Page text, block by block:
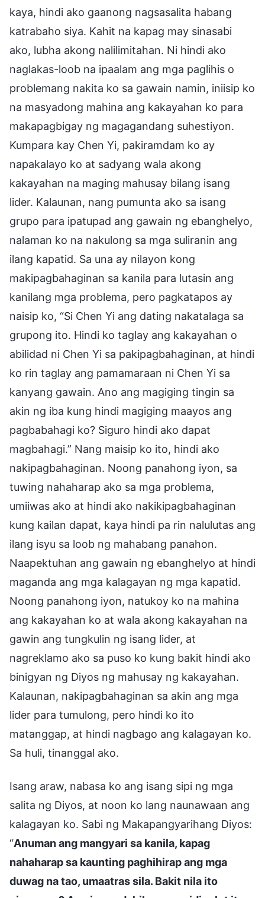
kaya, hindi ako gaanong nagsasalita habang
katrabaho siya. Kahit na kapag may sinasabi
ako, lubha akong nalilimitahan. Ni hindi ako
naglakas-loob na ipaalam ang mga paglihis o
problemang nakita ko sa gawain namin, iniisip ko
na masyadong mahina ang kakayahan ko para
makapagbigay ng magagandang suhestiyon.
Kumpara kay Chen Yi, pakiramdam ko ay
napakalayo ko at sadyang wala akong
kakayahan na maging mahusay bilang isang
lider. Kalaunan, nang pumunta ako sa isang
grupo para ipatupad ang gawain ng ebanghelyo,
nalaman ko na nakulong sa mga suliranin ang
ilang kapatid. Sa una ay nilayon kong
makipagbahaginan sa kanila para lutasin ang
kanilang mga problema, pero pagkatapos ay
naisip ko, “Si Chen Yi ang dating nakatalaga sa
grupong ito. Hindi ko taglay ang kakayahan o
abilidad ni Chen Yi sa pakipagbahaginan, at hindi
ko rin taglay ang pamamaraan ni Chen Yi sa
kanyang gawain. Ano ang magiging tingin sa
akin ng iba kung hindi magiging maayos ang
pagbabahagi ko? Siguro hindi ako dapat
magbahagi.” Nang maisip ko ito, hindi ako
nakipagbahaginan. Noong panahong iyon, sa
tuwing nahaharap ako sa mga problema,
umiiwas ako at hindi ako nakikipagbahaginan
kung kailan dapat, kaya hindi pa rin nalulutas ang
ilang isyu sa loob ng mahabang panahon.
Naapektuhan ang gawain ng ebanghelyo at hindi
maganda ang mga kalagayan ng mga kapatid.
Noong panahong iyon, natukoy ko na mahina
ang kakayahan ko at wala akong kakayahan na
gawin ang tungkulin ng isang lider, at
nagreklamo ako sa puso ko kung bakit hindi ako
binigyan ng Diyos ng mahusay ng kakayahan.
Kalaunan, nakipagbahaginan sa akin ang mga
lider para tumulong, pero hindi ko ito
matanggap, at hindi nagbago ang kalagayan ko.
Sa huli, tinanggal ako.
Isang araw, nabasa ko ang isang sipi ng mga
salita ng Diyos, at noon ko lang naunawaan ang
kalagayan ko. Sabi ng Makapangyarihang Diyos:
“Anuman ang mangyari sa kanila, kapag
nahaharap sa kaunting paghihirap ang mga
duwag na tao, umaatras sila. Bakit nila ito